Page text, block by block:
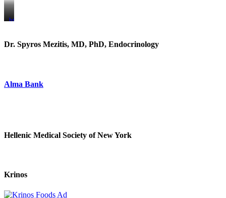
https://www.unitedbrothersfruitmarkets.com/
https://www.unitedbrothersfruitmarkets.com/
Dr. Spyros Mezitis, MD, PhD, Endocrinology
Alma Bank
Hellenic Medical Society of New York
Krinos